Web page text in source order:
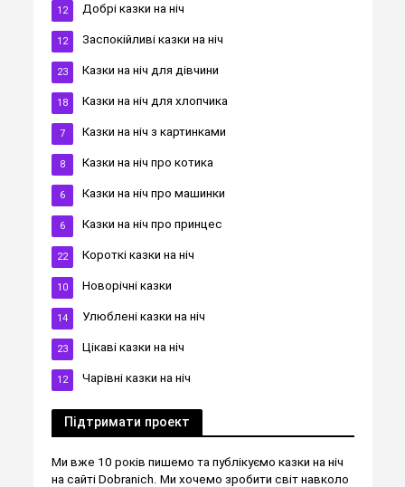
Добрі казки на ніч
12
Заспокійливі казки на ніч
12
Казки на ніч для дівчини
23
Казки на ніч для хлопчика
18
Казки на ніч з картинками
7
Казки на ніч про котика
8
Казки на ніч про машинки
6
Казки на ніч про принцес
6
Короткі казки на ніч
22
Новорічні казки
10
Улюблені казки на ніч
14
Цікаві казки на ніч
23
Чарівні казки на ніч
12
Підтримати проект
Ми вже 10 років пишемо та публікуємо казки на ніч
на сайті Dobranich. Ми хочемо зробити світ навколо